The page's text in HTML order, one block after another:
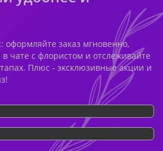
оформляйте заказ мгновенно,
в чате с флористом и отслеживайте
Плюс - эксклюзивные акции и